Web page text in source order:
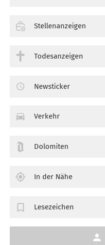
Stellenanzeigen
Todesanzeigen
Newsticker
Verkehr
Dolomiten
In der Nähe
Lesezeichen